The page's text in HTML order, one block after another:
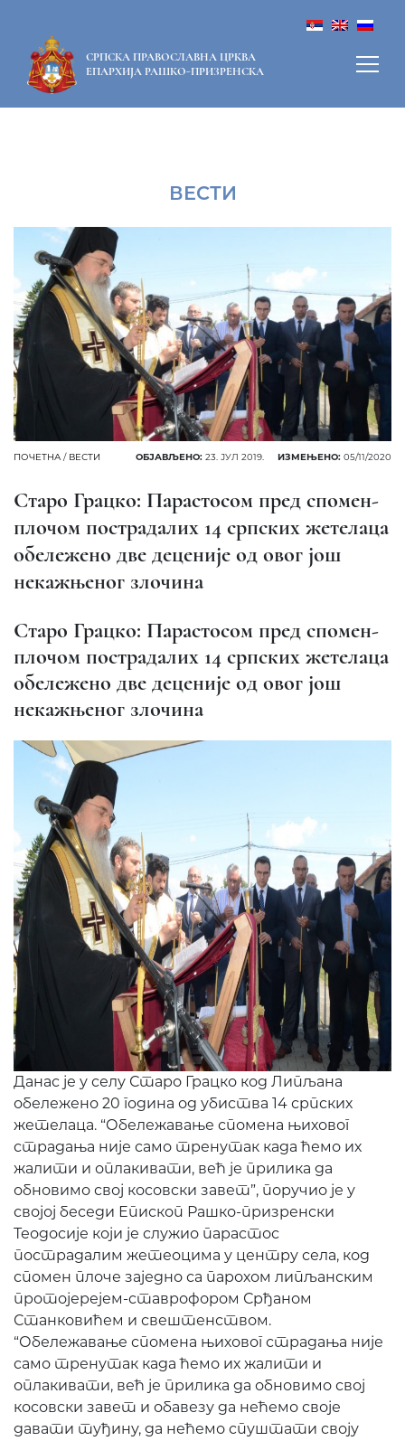
СРПСКА ПРАВОСЛАВНА ЦРКВА
ЕПАРХИЈА РАШКО-ПРИЗРЕНСКА
ВЕСТИ
ПОЧЕТНА / ВЕСТИ ОБЈАВЉЕНО: 23. ЈУЛ 2019. ИЗМЕЊЕНО: 05/11/2020
Старо Грацко: Парастосом пред спомен-
плочом пострадалих 14 српских жетелаца
обележено две деценије од овог још
некажњеног злочина
Старо Грацко: Парастосом пред спомен-
плочом пострадалих 14 српских жетелаца
обележено две деценије од овог још
некажњеног злочина
Данас је у селу Старо Грацко код Липљана
обележено 20 година од убиства 14 српских
жетелаца. “Обележавање спомена њиховог
страдања није само тренутак када ћемо их
жалити и оплакивати, већ је прилика да
обновимо свој косовски завет”, поручио је у
својој беседи Епископ Рашко-призренски
Теодосије који је служио парастос
пострадалим жетеоцима у центру села, код
спомен плоче заједно са парохом липљанским
протојерејем-ставрофором Срђаном
Станковићем и свештенством.
“Обележавање спомена њиховог страдања није
само тренутак када ћемо их жалити и
оплакивати, већ је прилика да обновимо свој
косовски завет и обавезу да нећемо своје
давати туђину, да нећемо спуштати своју